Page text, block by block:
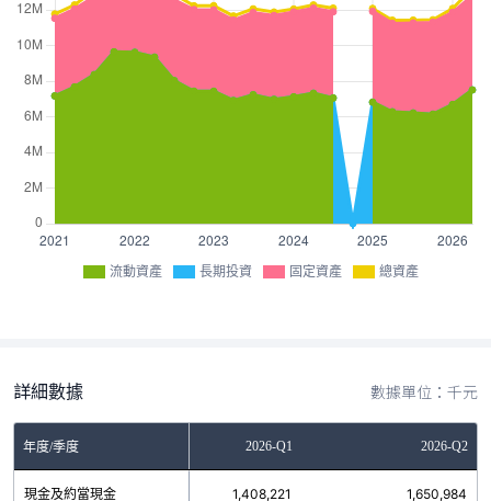
流動資產 長期投資 固定資產 總資產
詳細數據 數據單位：千元
年度/季度2025-Q4 2026-Q1 2026-Q2
現金及約當現金
1,223,856 1,408,221 1,650,984